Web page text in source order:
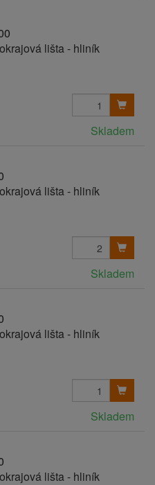
lišta - hliník
Skladem
lišta - hliník
Skladem
lišta - hliník
Skladem
lišta - hliník